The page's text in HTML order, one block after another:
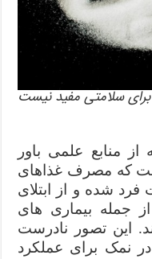
سلامتی مفید نیست
از منابع علمی باور
که مصرف غذاهای
شده و از ابتلای
جمله بیماری های
این تصور نادرست
نمک برای عملکرد